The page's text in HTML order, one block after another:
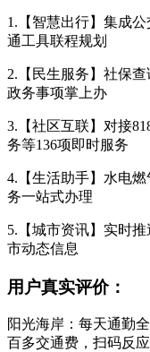
1.【智慧出行】集成
通工具联程规划
2.【民生服务】社保
政务事项掌上办
3.【社区互联】对接
务等136项即时服务
4.【生活助手】水电
务一站式办理
5.【城市资讯】实时
市动态信息
用户真实评价：
阳光海岸：每天通勤
百多交通费，扫码反